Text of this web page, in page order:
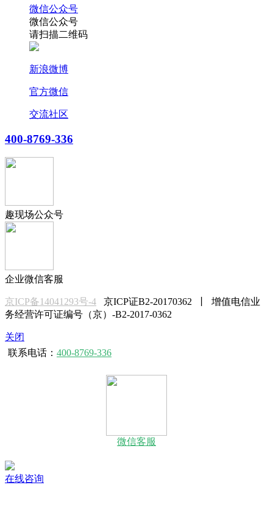
微信公众号
微信公众号
请扫描二维码
新浪微博
官方微信
交流社区
400-8769-336
趣现场公众号
企业微信客服
京ICP备14041293号-4 京ICP证B2-20170362 丨 增值电信业
务经营许可证编号（京）-B2-2017-0362
关闭
联系电话： 400-8769-336
微信客服
在线咨询